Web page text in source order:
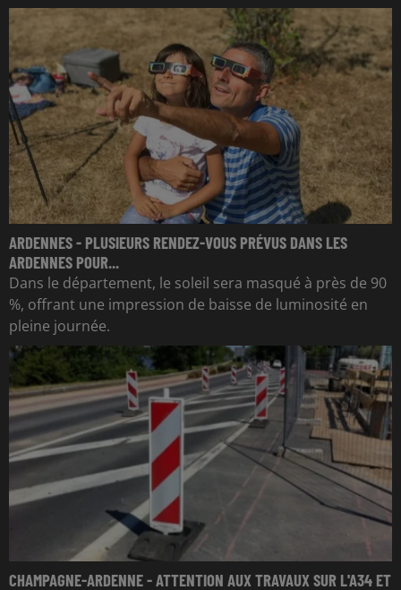
ARDENNES - PLUSIEURS RENDEZ-VOUS PRÉVUS DANS LES
ARDENNES POUR...
Dans le département, le soleil sera masqué à près de 90
%, offrant une impression de baisse de luminosité en
pleine journée.
CHAMPAGNE-ARDENNE - ATTENTION AUX TRAVAUX SUR L'A34 ET